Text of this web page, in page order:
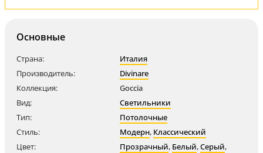
Основные
Страна:
Италия
Производитель:
Divinare
Коллекция:
Goccia
Вид:
Светильники
Тип:
Потолочные
Стиль:
Модерн, Классический
Цвет:
Прозрачный, Белый,Серый,